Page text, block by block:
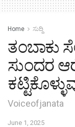
Home ಸುದ್ದಿ
ತಂಬಾಕು
ಸುಂದರ
Voiceofjanata
June 1, 2025